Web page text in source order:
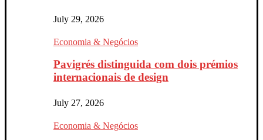
July 29, 2026
Economia & Negócios
Pavigrés distinguida com dois prémios
internacionais de design
July 27, 2026
Economia & Negócios